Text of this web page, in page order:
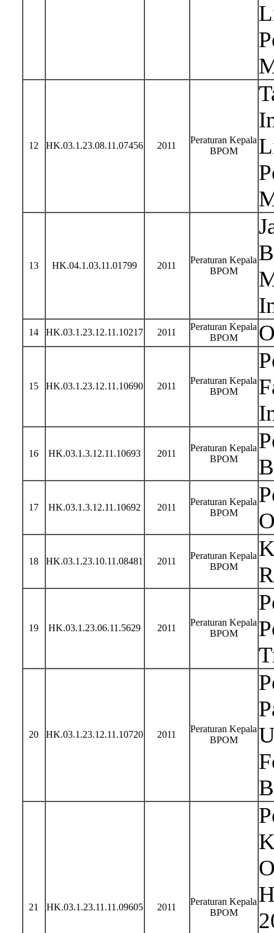
12 HK.03.1.23.08.11.07456 2011
Peraturan Kepala
BPOM
13 HK.04.1.03.11.01799 2011
Peraturan Kepala
BPOM
14 HK.03.1.23.12.11.10217 2011
Peraturan Kepala
BPOM
15 HK.03.1.23.12.11.10690 2011
Peraturan Kepala
BPOM
16 HK.03.1.3.12.11.10693 2011
Peraturan Kepala
BPOM
17 HK.03.1.3.12.11.10692 2011
Peraturan Kepala
BPOM
18 HK.03.1.23.10.11.08481 2011
Peraturan Kepala
BPOM
19 HK.03.1.23.06.11.5629 2011
Peraturan Kepala
BPOM
20 HK.03.1.23.12.11.10720 2011
Peraturan Kepala
BPOM
21 HK.03.1.23.11.11.09605 2011
Peraturan Kepala
BPOM